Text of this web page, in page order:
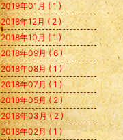
2019年01月 ( 1 )
2018年12月 ( 2 )
2018年10月 ( 1 )
2018年09月 ( 6 )
2018年08月 ( 1 )
2018年07月 ( 1 )
2018年05月 ( 2 )
2018年03月 ( 2 )
2018年02月 ( 1 )